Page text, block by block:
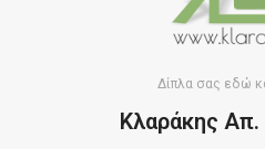
Δίπλα σας εδώ
Κλαράκης Απ.